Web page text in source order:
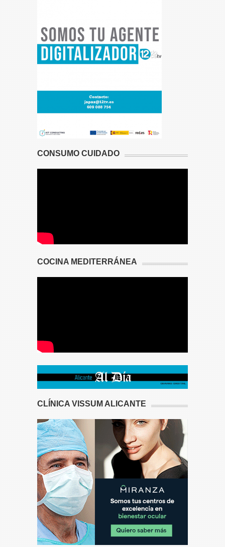
CONSUMO CUIDADO
COCINA MEDITERRÁNEA
CLÍNICA VISSUM ALICANTE